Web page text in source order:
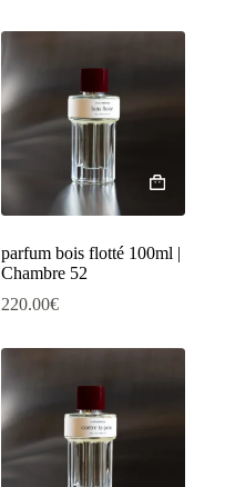
parfum bois flotté 100ml |
Chambre 52
220.00€